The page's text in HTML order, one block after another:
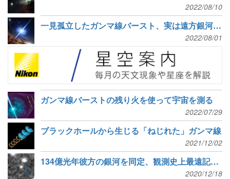
2022/08/10
一見孤立したガンマ線バースト、実は遠方銀河の中にいた
2022/08/01
ガンマ線バーストの残り火を使って宇宙を測る
2022/07/29
ブラックホールから生じる「ねじれた」ガンマ線
2021/12/02
134億光年彼方の銀河を同定、観測史上最遠記録を更新
2020/12/18